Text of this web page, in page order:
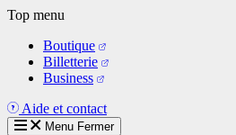
Aller
contenu
principal
Top menu
Boutique
Billetterie
Business
Aide et contact
Menu Fermer